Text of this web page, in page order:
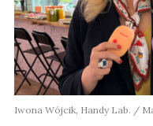
Iwona Wójcik, Handy Lab. /